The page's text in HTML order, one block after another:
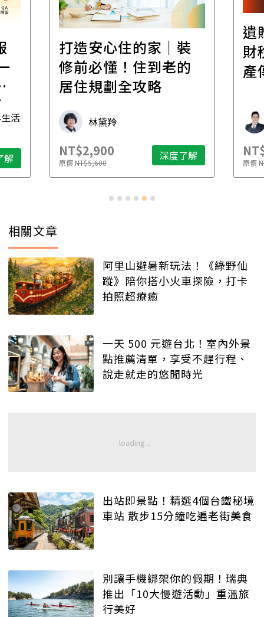
活
解
打造安心住的家｜裝
修前必懂！住到老的
居住規劃全攻略
林黛羚
NT$2,900
原價NT$5,600 深度了解
遺
財
產
原價
相關文章
阿里山避暑新玩法！《綠野仙
蹤》陪你搭小火車探險，打卡
拍照超療癒
一天 500 元遊台北！室內外景
點推薦清單，享受不趕行程、
說走就走的悠閒時光
出站即景點！精選4個台鐵秘境
車站 散步15分鐘吃遍老街美食
別讓手機綁架你的假期！瑞典
推出「10大慢遊活動」重溫旅
行美好